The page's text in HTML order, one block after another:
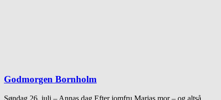
Godmorgen Bornholm
Søndag 26. juli – Annas dag Efter jomfru Marias mor – og altså